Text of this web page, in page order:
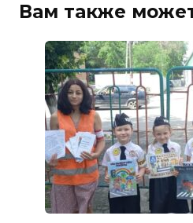
Вам также